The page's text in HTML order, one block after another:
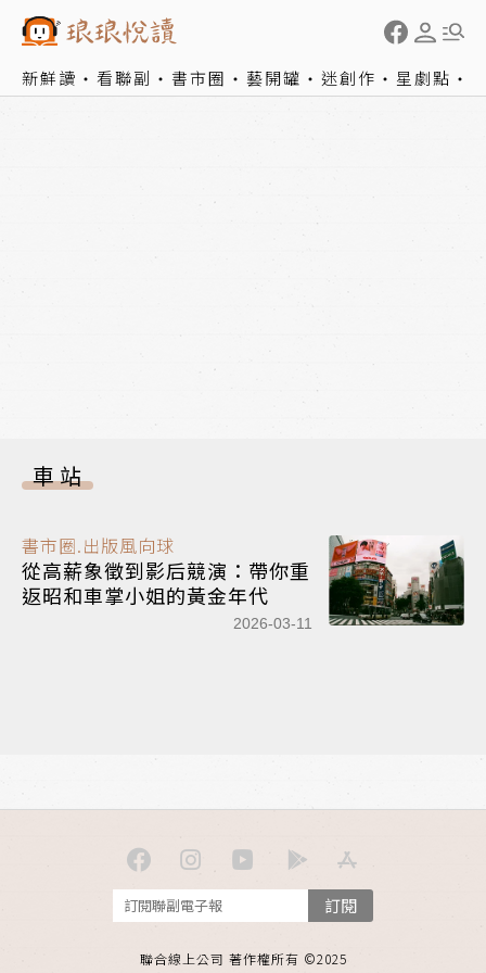
新鮮讀 看聯副 書市圈 藝開罐 迷創作 星劇點
車站
書市圈.出版風向球
從高薪象徵到影后競演：帶你重
返昭和車掌小姐的黃金年代
2026-03-11
訂閱
聯合線上公司 著作權所有 ©2025